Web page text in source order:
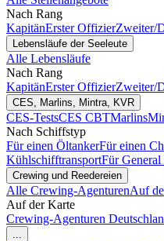
Nach Rang
KapitänErster OffizierZweiter/
Lebensläufe der Seeleute
Alle Lebensläufe
Nach Rang
KapitänErster OffizierZweiter/
CES, Marlins, Mintra, KVR
CES-TestsCES CBTMarlins
Nach Schiffstyp
Für einen ÖltankerFür einen
KühlschifftransportFür General
Crewing und Reedereien
Alle Crewing-AgenturenAuf
Auf der Karte
Crewing-Agenturen
...